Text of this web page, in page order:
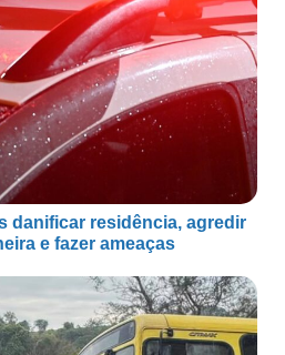
danificar residência, agredir
e fazer ameaças